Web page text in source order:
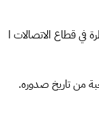
في قطاع الاتصالات ا
من تاريخ صدوره.